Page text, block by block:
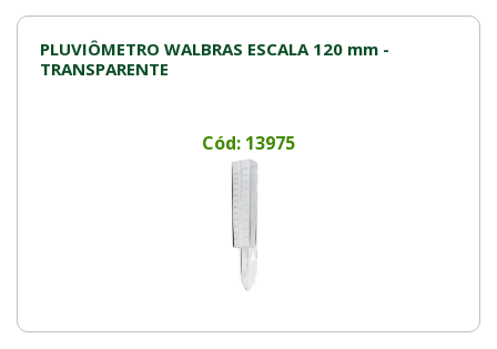
PLUVIÔMETRO WALBRAS ESCALA 120 mm -
TRANSPARENTE
Cód: 13975